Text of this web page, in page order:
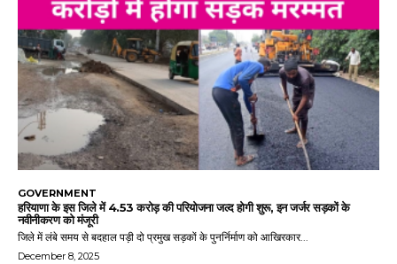
GOVERNMENT
हरियाणा के इस जिले में 4.53 करोड़ की परियोजना जल्द होगी शुरू, इन जर्जर सड़कों के
नवीनीकरण को मंजूरी
जिले में लंबे समय से बदहाल पड़ी दो प्रमुख सड़कों के पुनर्निर्माण को आखिरकार...
December 8, 2025